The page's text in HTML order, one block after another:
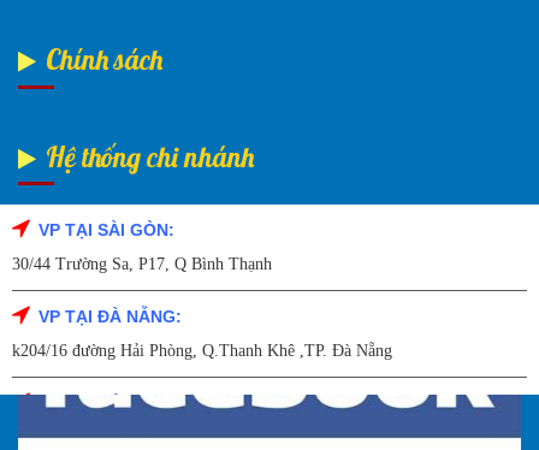
Chính sách
Hệ thống chi nhánh
VP TẠI SÀI GÒN:
30/44 Trường Sa, P17, Q Bình Thạnh
VP TẠI ĐÀ NẴNG:
k204/16 đường Hải Phòng, Q.Thanh Khê ,TP. Đà Nẵng
VP TẠI HẢI DƯƠNG:
Số 9/14 – P.Tứ Thông – TP Hải Dương
Fanpage Facebook